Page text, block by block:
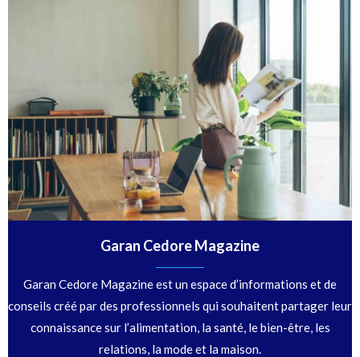
Garan Cedore Magazine
Garan Cedore Magazine est un espace d’informations et de
conseils créé par des professionnels qui souhaitent partager leur
connaissance sur l’alimentation, la santé, le bien-être, les
relations, la mode et la maison.